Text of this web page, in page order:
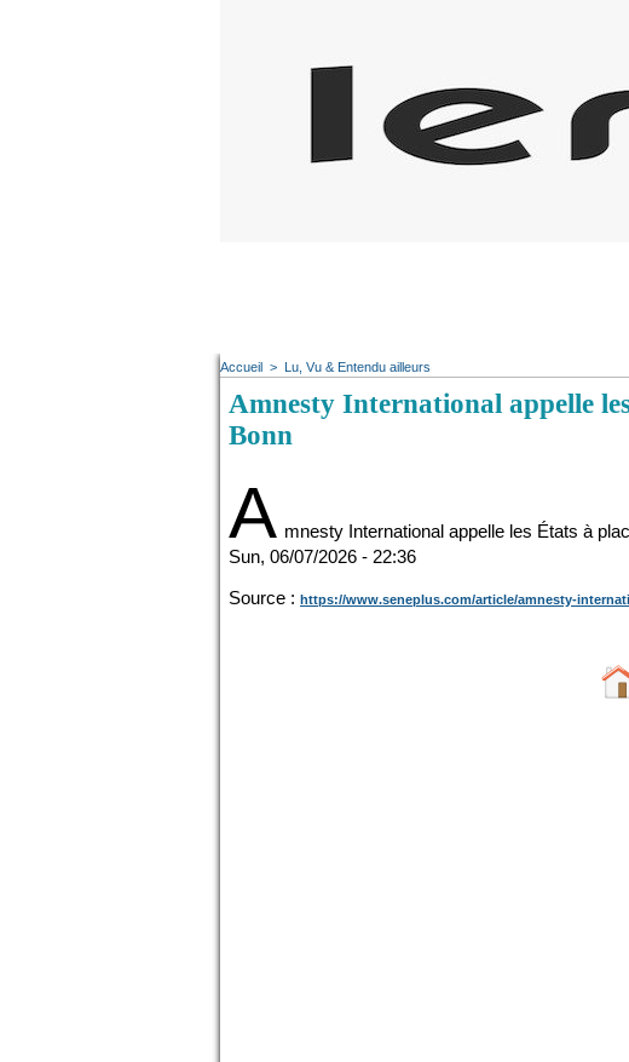
Accueil > Lu, Vu & Entendu ailleurs
Amnesty International appelle
Bonn
A mnesty International appelle les États à
Sun, 06/07/2026 - 22:36
Source : https://www.seneplus.com/article/amnesty-